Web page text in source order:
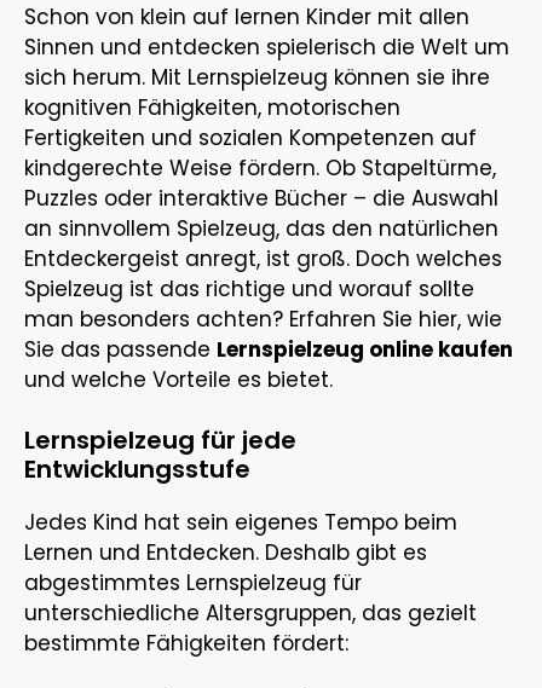
Schon von klein auf lernen Kinder mit allen
Sinnen und entdecken spielerisch die Welt um
sich herum. Mit Lernspielzeug können sie ihre
kognitiven Fähigkeiten, motorischen
Fertigkeiten und sozialen Kompetenzen auf
kindgerechte Weise fördern. Ob Stapeltürme,
Puzzles oder interaktive Bücher – die Auswahl
an sinnvollem Spielzeug, das den natürlichen
Entdeckergeist anregt, ist groß. Doch welches
Spielzeug ist das richtige und worauf sollte
man besonders achten? Erfahren Sie hier, wie
Sie das passende Lernspielzeug online kaufen
und welche Vorteile es bietet.
Lernspielzeug für jede
Entwicklungsstufe
Jedes Kind hat sein eigenes Tempo beim
Lernen und Entdecken. Deshalb gibt es
abgestimmtes Lernspielzeug für
unterschiedliche Altersgruppen, das gezielt
bestimmte Fähigkeiten fördert: